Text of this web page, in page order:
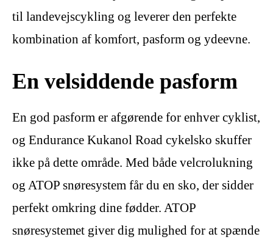
til landevejscykling og leverer den perfekte
kombination af komfort, pasform og ydeevne.
En velsiddende pasform
En god pasform er afgørende for enhver cyklist,
og Endurance Kukanol Road cykelsko skuffer
ikke på dette område. Med både velcrolukning
og ATOP snøresystem får du en sko, der sidder
perfekt omkring dine fødder. ATOP
snøresystemet giver dig mulighed for at spænde